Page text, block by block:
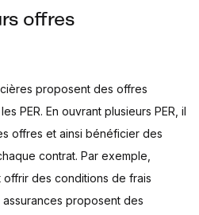
offres
proposent des offres
PER. En ouvrant plusieurs PER, il
offres et ainsi bénéficier des
contrat. Par exemple,
des conditions de frais
proposent des